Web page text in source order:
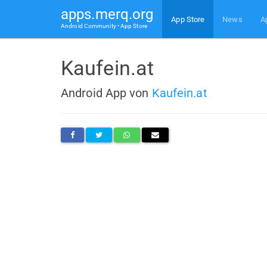
apps.merq.org
Android Community • App Store
App Store News
Kaufein.at
Android App von Kaufein.at